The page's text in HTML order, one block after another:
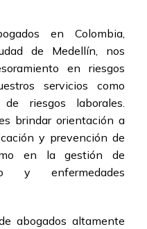
en Colombia,
de Medellín, nos
en riesgos
servicios como
riesgos laborales.
brindar orientación a
y prevención de
en la gestión de
y enfermedades
abogados altamente